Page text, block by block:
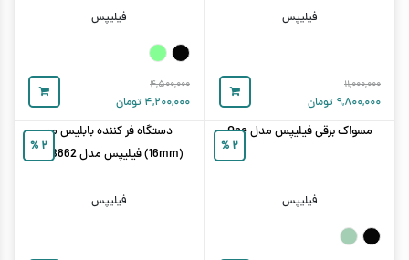
فیلیپس
۱۱,۰۰۰,۰۰۰
۹,۸۰۰,۰۰۰ تومان
فیلیپس
۴,۵۰۰,۰۰۰
۴,۲۰۰,۰۰۰ تومان
۲ %
مسواک برقی فیلیپس مدل One
فیلیپس
۲ %
دستگاه فر کننده بابلیس مو
(16mm) فیلیپس مدل BHB862
فیلیپس